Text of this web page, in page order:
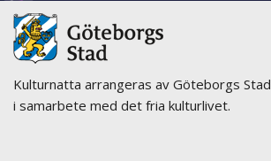
Kulturnatta arrangeras av Göteborgs Stad
i samarbete med det fria kulturlivet.